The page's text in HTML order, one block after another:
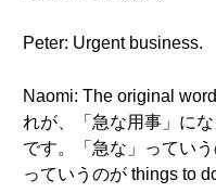
Peter: Urgent business.
Naomi: The original
れが、「急な用事」に
です。「急な」ってい
っていうのが things to